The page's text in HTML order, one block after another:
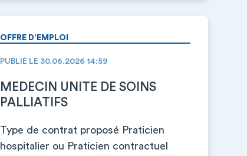
OFFRE D’EMPLOI
PUBLIÉ LE 30.06.2026 14:59
MEDECIN UNITE DE SOINS
PALLIATIFS
Type de contrat proposé Praticien
hospitalier ou Praticien contractuel